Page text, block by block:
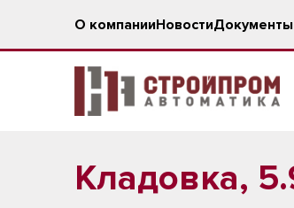
О компанииНовостиДокументы
Кладовка,